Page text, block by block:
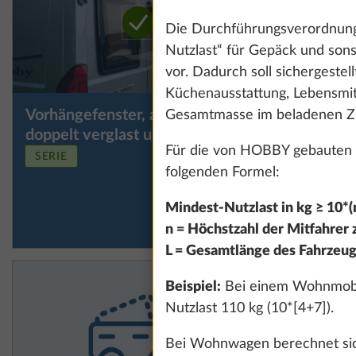
Vorhängefenster, ausstellbar,
doppelt verglast und getönt
Mehr
SERIE
im
Die
Nutzlast“ für Gepäck und
vor. Dadurch soll
Küchenausstattung,
Gesamtmasse im beladenen
Für die von HOBBY
folgenden Formel:
Mindest-Nutzlast in kg ≥
n = Höchstzahl der Mitfahrer
L = Gesamtlänge des
Beispiel: Bei einem
Nutzlast 110 kg (10*[4+7]).
Bei Wohnwagen berechnet